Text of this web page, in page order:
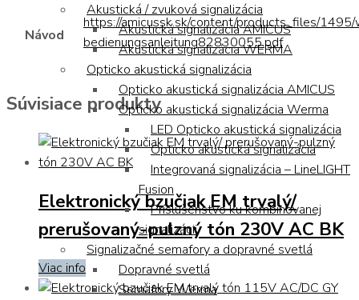
Akustická / zvuková signalizácia
Akustická signalizácia AMICUS
Akustická signalizácia WERMA
Opticko akustická signalizácia
Opticko akustická signalizácia AMICUS
Opticko akustická signalizácia Werma
LED Opticko akustická signalizácia
Opticko akustická signalizácia
Integrovaná signalizácia – LineLIGHT
Fusion
Príslušenstvo ku kombinovanej
signalizácii
Signalizačné semafory a dopravné svetlá
Dopravné svetlá
Semafory Werma
Návod
https://amicussk.sk/content/products_files/
bedienungsanleitung82830055.pdf
Súvisiace produkty
Elektronický bzučiak EM trvalý/
prerušovaný-pulzný tón 230V AC BK
Viac info